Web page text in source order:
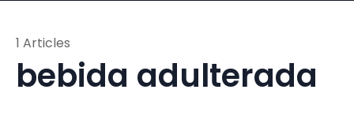
bebida adulterada
1 Articles